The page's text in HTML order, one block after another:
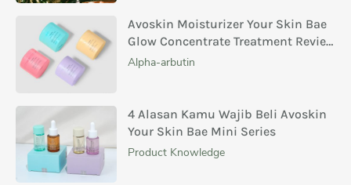
Avoskin Moisturizer Your Skin Bae
Glow Concentrate Treatment Review
Masing-Masing Variannya
Alpha-arbutin
4 Alasan Kamu Wajib Beli Avoskin
Your Skin Bae Mini Series
Product Knowledge